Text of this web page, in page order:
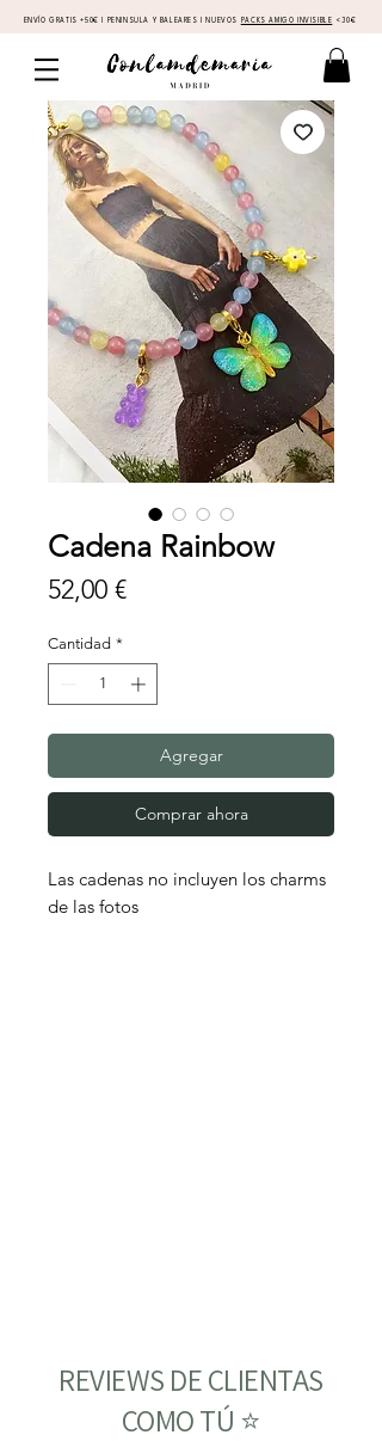
ENVÍO GRATIS +50€ I PENINSULA Y BALEARES I NUEVOS PACKS AMIGO INVISIBLE <30€
Cadena Rainbow
52,00 €Precio
Cantidad *
Agregar
Comprar ahora
Las cadenas no incluyen los charms
de las fotos
REVIEWS DE CLIENTAS
COMO TÚ ⭐